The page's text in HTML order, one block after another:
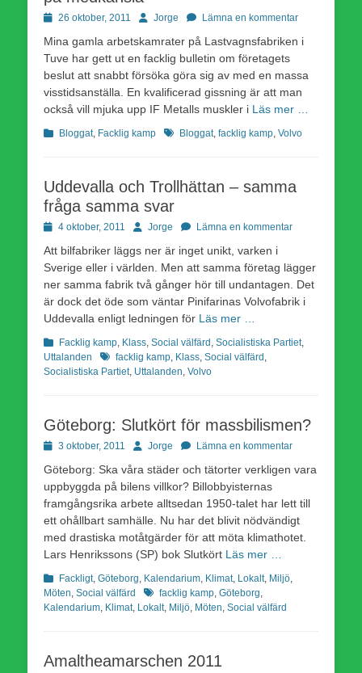
Publicerad
26 oktober, 2011 Författare
Jorge Lämna en kommentar
Mina gamla arbetskamrater på Lastvagnsfabriken i
Tuve har gett ut en facklig bulletin om företagets
beslut att snabbt försöka göra sig av med en massa
visstidsanställa. En kvalificerad gissning är att man
också vill mjuka upp IF Metalls muskler i Läs mer …
Kategorier
Bloggat, Facklig kamp Etiketter
Bloggat, facklig kamp Volvo
Uddevalla och Trollhättan – samma
fråga samma svar
Publicerad
4 oktober, 2011 Författare
Jorge Lämna en kommentar
Att bilfabriker läggs ner är inget unikt, varken i
Sverige eller i världen. Men att samma företag lägger
ner samma fabrik två gånger hör till undantagen. Det
är dock det öde som väntar Pinifarinas Volvofabrik i
Uddevalla enligt ledningen för Läs mer …
Kategorier
Facklig kamp Klass Social välfärd Socialistiska Partiet,
Uttalanden
Etiketter
facklig kamp Klass Social välfärd
Socialistiska Partiet, Uttalanden Volvo
Göteborg: Slutkört för massbilismen?
Publicerad
3 oktober, 2011 Författare
Jorge Lämna en kommentar
Göteborg: Ska våra städer och tätorter verkligen vara
uppbyggda på bilens villkor? Billobbyisternas
framgångsrika arbete alltsedan 1950-talet har lett till
ett ohållbart samhälle. Nu har det blivit nödvändigt
med drastiska motåtgärder för att möta klimathotet.
Lars Henrikssons (SP) bok Slutkört Läs mer …
Kategorier
Fackligt, Göteborg Kalendarium Klimat, Lokalt, Miljö
Möten Social välfärd Etiketter
facklig kamp Göteborg
Kalendarium Klimat, Lokalt, Miljö Möten Social välfärd
Amaltheamarschen 2011